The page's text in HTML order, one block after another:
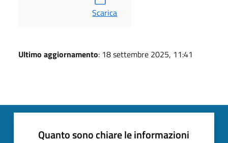
PDF
Scarica
Ultimo aggiornamento: 18 settembre 2025, 11:41
Quanto sono chiare le informazioni